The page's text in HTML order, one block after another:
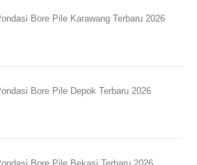
Bore Pile Karawang Terbaru 2026
Bore Pile Depok Terbaru 2026